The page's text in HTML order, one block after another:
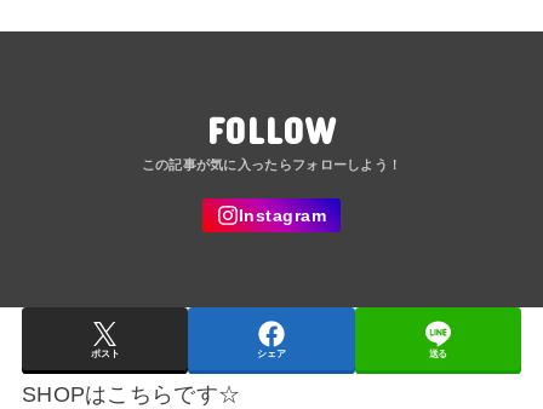
FOLLOW
ポスト シェア 送る
SHOPはこちらです☆